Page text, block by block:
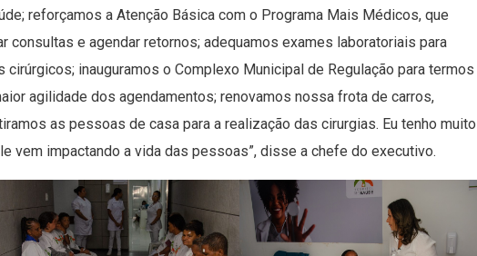
reforçamos a Atenção Básica com o Programa Mais Médicos, que
consultas e agendar retornos; adequamos exames laboratoriais para
inauguramos o Complexo Municipal de Regulação para termos
agilidade dos agendamentos; renovamos nossa frota de carros,
as pessoas de casa para a realização das cirurgias. Eu tenho muito
vem impactando a vida das pessoas”, disse a chefe do executivo.